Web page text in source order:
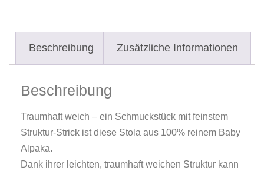
Beschreibung Zusätzliche Informationen
Beschreibung
Traumhaft weich – ein Schmuckstück mit feinstem
Struktur-Strick ist diese Stola aus 100% reinem Baby
Alpaka.
Dank ihrer leichten, traumhaft weichen Struktur kann